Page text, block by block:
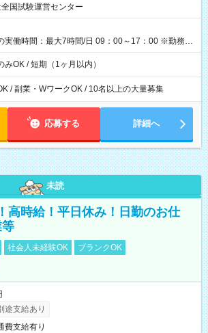
・国家試験 7:00～13:30（休憩なし） 時給1,300
100円）×6時間＝日収8,400円＋交通費 【試用期
なし
国試験運営センター
実働時間：最大7時間/日 09：00～17：00 ※勤務時
より異なります。
みOK / 短期（1ヶ月以内）
/ 副業・WワークOK / 10名以上の大量募集
応募する 詳細へ
未読
高時給！平日休み！日勤のお仕
社会人未経験OK
ブランクOK
途支給あり
費支給有り